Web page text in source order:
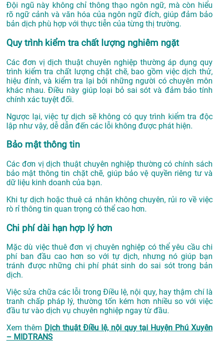
Đội ngũ này không chỉ thông thạo ngôn ngữ, mà còn hiểu
rõ ngữ cảnh và văn hóa của ngôn ngữ đích, giúp đảm bảo
bản dịch phù hợp với thực tiễn của từng thị trường.
Quy trình kiểm tra chất lượng nghiêm ngặt
Các đơn vị dịch thuật chuyên nghiệp thường áp dụng quy
trình kiểm tra chất lượng chặt chẽ, bao gồm việc dịch thử,
hiệu đính, và kiểm tra lại bởi những người có chuyên môn
khác nhau. Điều này giúp loại bỏ sai sót và đảm bảo tính
chính xác tuyệt đối.
Ngược lại, việc tự dịch sẽ không có quy trình kiểm tra độc
lập như vậy, dễ dẫn đến các lỗi không được phát hiện.
Bảo mật thông tin
Các đơn vị dịch thuật chuyên nghiệp thường có chính sách
bảo mật thông tin chặt chẽ, giúp bảo vệ quyền riêng tư và
dữ liệu kinh doanh của bạn.
Khi tự dịch hoặc thuê cá nhân không chuyên, rủi ro về việc
rò rỉ thông tin quan trọng có thể cao hơn.
Chi phí dài hạn hợp lý hơn
Mặc dù việc thuê đơn vị chuyên nghiệp có thể yêu cầu chi
phí ban đầu cao hơn so với tự dịch, nhưng nó giúp bạn
tránh được những chi phí phát sinh do sai sót trong bản
dịch.
Việc sửa chữa các lỗi trong Điều lệ, nội quy, hay thậm chí là
tranh chấp pháp lý, thường tốn kém hơn nhiều so với việc
đầu tư vào dịch vụ chuyên nghiệp ngay từ đầu.
Xem thêm Dịch thuật Điều lệ, nội quy tại Huyện Phú Xuyên
– MIDTRANS